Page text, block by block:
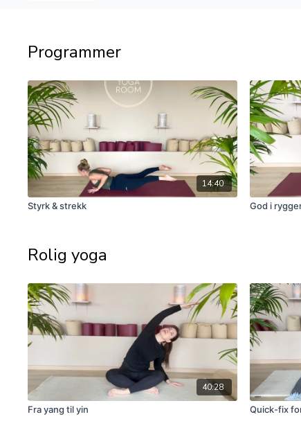
Programmer
14:40
Styrk & strekk
God i
Rolig yoga
40:28
Fra yang til yin
Quick-fix